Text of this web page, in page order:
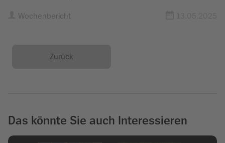
Wochenbericht
Zurück
Das könnte Sie auch Interessieren